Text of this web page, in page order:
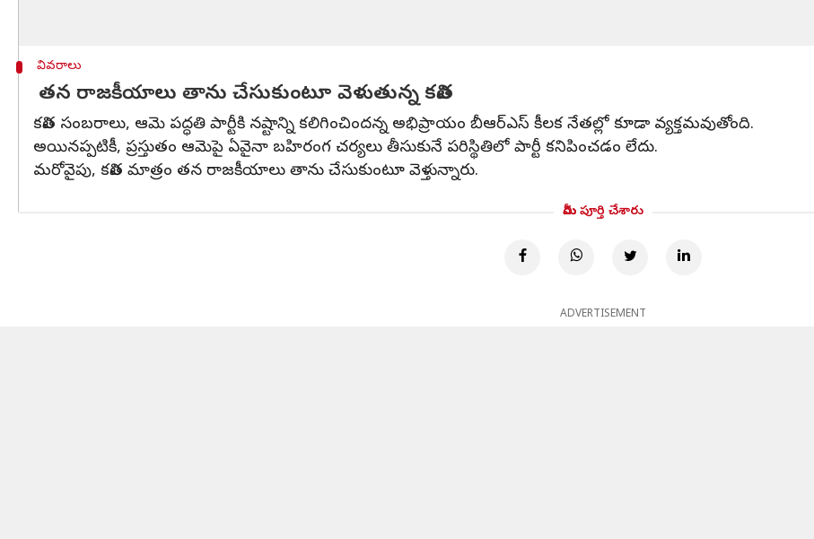
వివరాలు
తన రాజకీయాలు తాను చేసుకుంటూ వెళుతున్న కవిత
కవిత సంబరాలు, ఆమె పద్ధతి పార్టీకి నష్టాన్ని కలిగించిందన్న అభిప్రాయం బీఆర్‌ఎస్ కీలక నేతల్లో కూడా వ్యక్తమవుతోంది.
అయినప్పటికీ, ప్రస్తుతం ఆమెపై ఏవైనా బహిరంగ చర్యలు తీసుకునే పరిస్థితిలో పార్టీ కనిపించడం లేదు.
మరోవైపు, కవిత మాత్రం తన రాజకీయాలు తాను చేసుకుంటూ వెళ్తున్నారు.
మీరు పూర్తి చేశారు
ADVERTISEMENT